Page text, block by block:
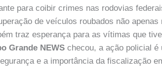
para coibir crimes nas rodovias
de veículos roubados não
traz esperança para as vítimas que
Grande NEWS checou, a ação policial é
e a importância da fiscalização